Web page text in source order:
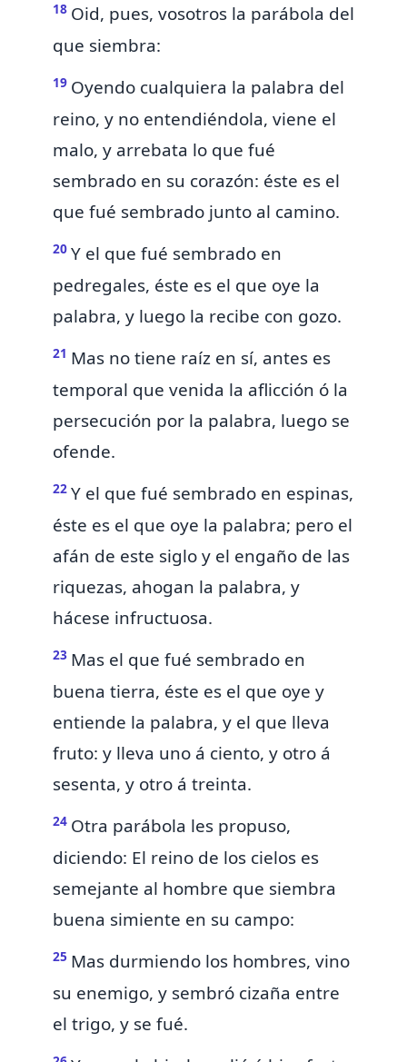
18 Oid, pues, vosotros la parábola del
que siembra:
19 Oyendo cualquiera la palabra del
reino, y no entendiéndola, viene el
malo, y arrebata lo que fué
sembrado en su corazón: éste es el
que fué sembrado junto al camino.
20 Y el que fué sembrado en
pedregales, éste es el que oye la
palabra, y luego la recibe con gozo.
21 Mas no tiene raíz en sí, antes es
temporal que venida la aflicción ó la
persecución por la palabra, luego se
ofende.
22 Y el que fué sembrado en espinas,
éste es el que oye la palabra; pero el
afán de este siglo y el engaño de las
riquezas, ahogan la palabra, y
hácese infructuosa.
23 Mas el que fué sembrado en
buena tierra, éste es el que oye y
entiende la palabra, y el que lleva
fruto: y lleva uno á ciento, y otro á
sesenta, y otro á treinta.
24 Otra parábola les propuso,
diciendo: El reino de los cielos es
semejante al hombre que siembra
buena simiente en su campo:
25 Mas durmiendo los hombres, vino
su enemigo, y sembró cizaña entre
el trigo, y se fué.